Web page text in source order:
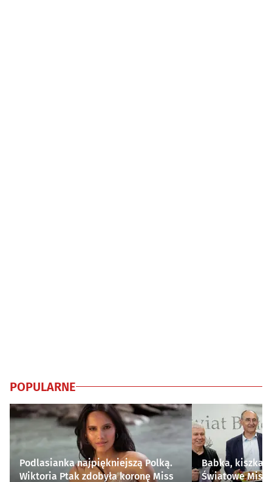
POPULARNE
Podlasianka najpiękniejszą Polką.
Wiktoria Ptak zdobyła koronę Miss
Babka, kiszka i
Światowe